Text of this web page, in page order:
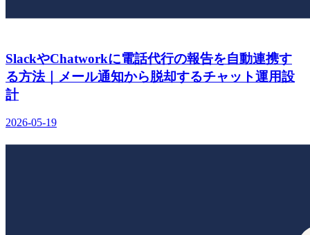
SlackやChatworkに電話代行の報告を自動連携す
る方法｜メール通知から脱却するチャット運用設
計
2026-05-19